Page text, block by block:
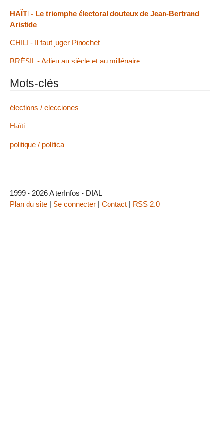
HAÏTI - Le triomphe électoral douteux de Jean-Bertrand
Aristide
CHILI - Il faut juger Pinochet
BRÉSIL - Adieu au siècle et au millénaire
Mots-clés
élections / elecciones
Haïti
politique / política
1999 - 2026 AlterInfos - DIAL
Plan du site | Se connecter | Contact | RSS 2.0